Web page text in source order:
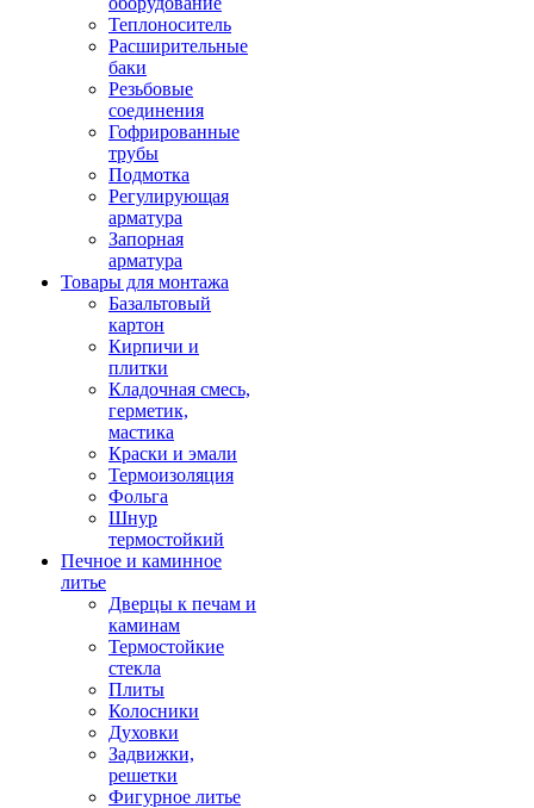
Теплоноситель
Расширительные
баки
Резьбовые
соединения
Гофрированные
трубы
Подмотка
Регулирующая
арматура
Запорная
арматура
Товары для монтажа
Базальтовый
картон
Кирпичи и
плитки
Кладочная смесь,
герметик,
мастика
Краски и эмали
Термоизоляция
Фольга
Шнур
термостойкий
Печное и каминное
литье
Дверцы к печам и
каминам
Термостойкие
стекла
Плиты
Колосники
Духовки
Задвижки,
решетки
Фигурное литье